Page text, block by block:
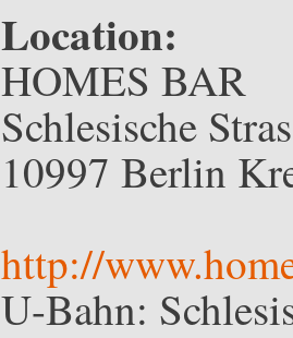
Location:
HOMES BAR
Schlesische
10997 Berlin
http://
U-Bahn: